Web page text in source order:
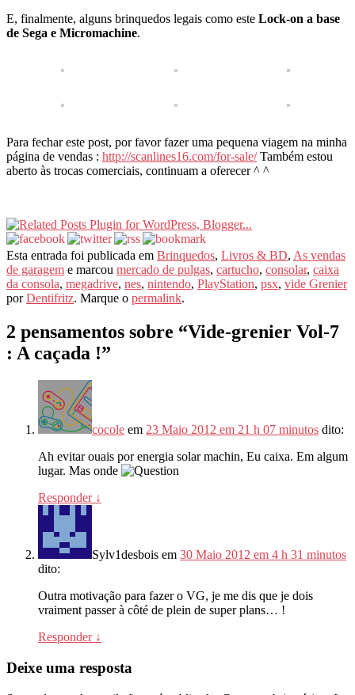
E, finalmente, alguns brinquedos legais como este Lock-on a base
de Sega e Micromachine.
Para fechar este post, por favor fazer uma pequena viagem na minha
página de vendas : http://scanlines16.com/for-sale/Também estou
aberto às trocas comerciais, continuam a oferecer ^ ^
Esta entrada foi publicada em Brinquedos, Livros & BD, As vendas
de garagem e marcou mercado de pulgas, cartucho, consolar, caixa
da consola, megadrive, nes, nintendo, PlayStation, psx, vide Grenier
porDentifritz. Marque o permalink.
2 pensamentos sobre “Vide-grenier Vol-7
: A caçada !”
cocole em 23 Maio 2012 em 21 h 07 minutos dito:
Ah evitar ouais por energia solar machin, Eu caixa. Em algum
lugar. Mas onde
Responder ↓
Sylv1desbois em 30 Maio 2012 em 4 h 31 minutos
dito:
Outra motivação para fazer o VG, je me dis que je dois
vraiment passer à côté de plein de super plans… !
Responder ↓
Deixe uma resposta